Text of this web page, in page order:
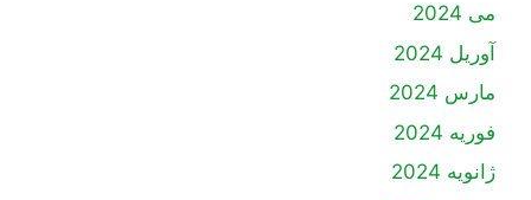
می 2024
آوریل 2024
مارس 2024
فوریه 2024
ژانویه 2024